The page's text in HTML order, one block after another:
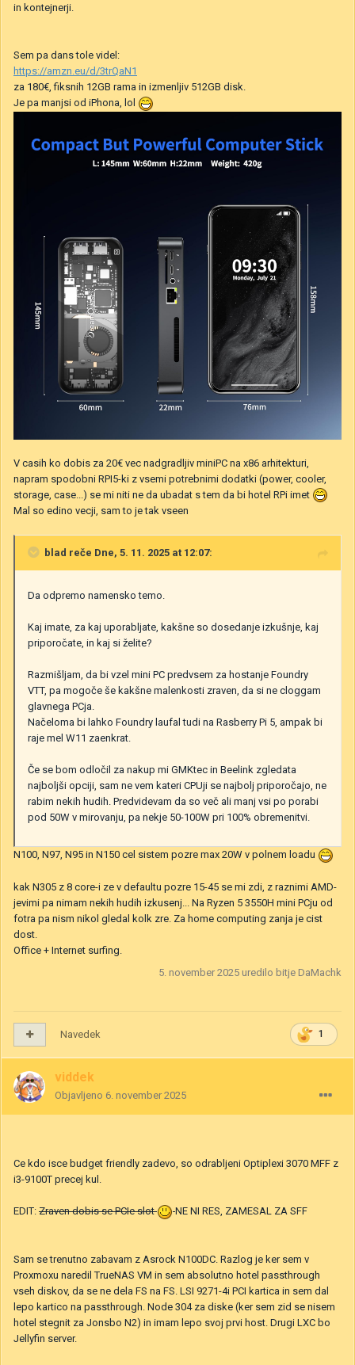
in kontejnerji.
Sem pa dans tole videl:
https://amzn.eu/d/3trQaN1
za 180€, fiksnih 12GB rama in izmenljiv 512GB disk.
Je pa manjsi od iPhona, lol
V casih ko dobis za 20€ vec nadgradljiv miniPC na x86 arhitekturi,
napram spodobni RPI5-ki z vsemi potrebnimi dodatki (power, cooler,
storage, case...) se mi niti ne da ubadat s tem da bi hotel RPi imet
Mal so edino vecji, sam to je tak vseen
blad reče Dne, 5. 11. 2025 at 12:07:
Da odpremo namensko temo.
Kaj imate, za kaj uporabljate, kakšne so dosedanje izkušnje, kaj
priporočate, in kaj si želite?
Razmišljam, da bi vzel mini PC predvsem za hostanje Foundry
VTT, pa mogoče še kakšne malenkosti zraven, da si ne cloggam
glavnega PCja.
Načeloma bi lahko Foundry laufal tudi na Rasberry Pi 5, ampak bi
raje mel W11 zaenkrat.
Če se bom odločil za nakup mi GMKtec in Beelink zgledata
najboljši opciji, sam ne vem kateri CPUji se najbolj priporočajo, ne
rabim nekih hudih. Predvidevam da so več ali manj vsi po porabi
pod 50W v mirovanju, pa nekje 50-100W pri 100% obremenitvi.
N100, N97, N95 in N150 cel sistem pozre max 20W v polnem loadu
kak N305 z 8 core-i ze v defaultu pozre 15-45 se mi zdi, z raznimi AMD-
jevimi pa nimam nekih hudih izkusenj... Na Ryzen 5 3550H mini PCju od
fotra pa nism nikol gledal kolk zre. Za home computing zanja je cist
dost.
Office + Internet surfing.
5. november 2025 uredilo bitje DaMachk
1
Navedek
viddek
Objavljeno 6. november 2025
Ce kdo isce budget friendly zadevo, so odrabljeni Optiplexi 3070 MFF z
i3-9100T precej kul.
EDIT: Zraven dobis se PCIe slot NE NI RES, ZAMESAL ZA SFF
Sam se trenutno zabavam z Asrock N100DC. Razlog je ker sem v
Proxmoxu naredil TrueNAS VM in sem absolutno hotel passthrough
vseh diskov, da se ne dela FS na FS. LSI 9271-4i PCI kartica in sem dal
lepo kartico na passthrough. Node 304 za diske (ker sem zid se nisem
hotel stegnit za Jonsbo N2) in imam lepo svoj prvi host. Drugi LXC bo
Jellyfin server.